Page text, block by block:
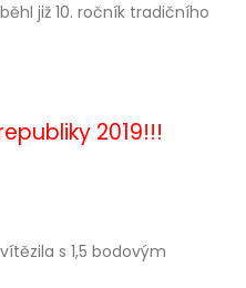
již 10. ročník tradičního
2019!!!
s 1,5 bodovým